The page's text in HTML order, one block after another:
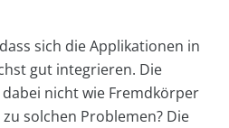
sich die Applikationen in
gut integrieren. Die
nicht wie Fremdkörper
solchen Problemen? Die